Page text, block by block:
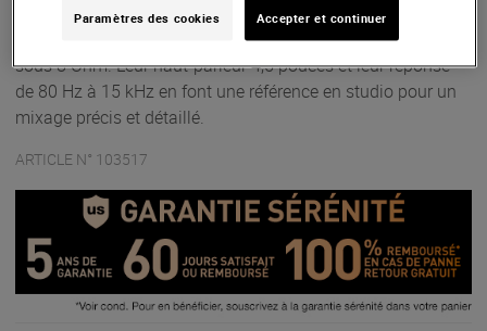
moniteurs actifs à large bande, développés avec
Bettermaker et intégrant un amplificateur classe D de 50W
sous 8 Ohm. Leur haut-parleur 4,5 pouces et leur réponse
de 80 Hz à 15 kHz en font une référence en studio pour un
mixage précis et détaillé.
ARTICLE N° 103517
Paramètres des cookies Accepter et continuer